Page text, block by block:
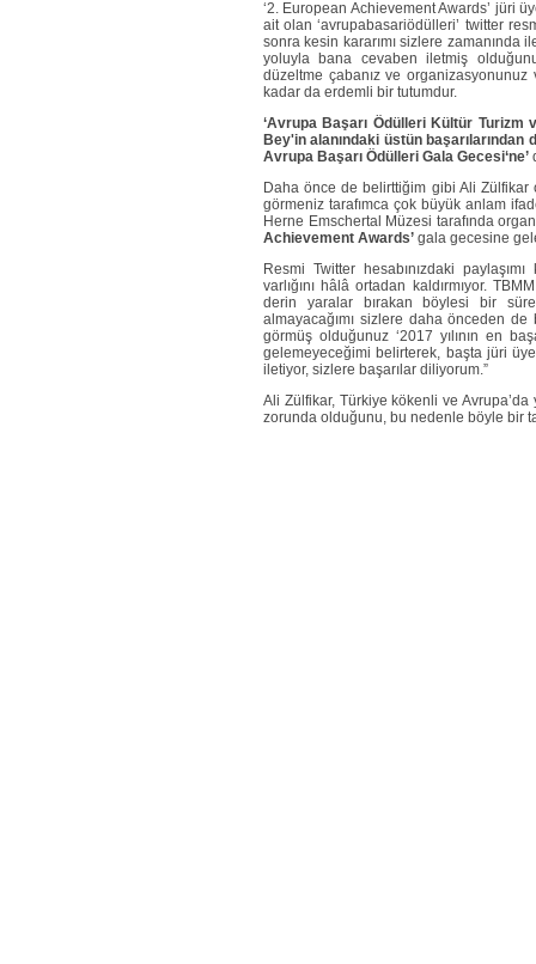
‘2. European Achievement Awards’ jüri
ait olan ‘avrupabasariödülleri’ twitter
sonra kesin kararımı sizlere
yoluyla bana cevaben iletmiş
düzeltme çabanız ve
kadar da erdemli bir tutumdur.
‘Avrupa Başarı Ödülleri Kültür Turizm
Bey'in alanındaki üstün
Avrupa Başarı Ödülleri Gala Gecesi‘ne’
Daha önce de belirttiğim gibi Ali
görmeniz tarafımca çok büyük anlam
Herne Emschertal Müzesi tarafında
Achievement Awards’ gala gecesine
Resmi Twitter hesabınızdaki
varlığını hâlâ ortadan kaldırmıyor.
derin yaralar bırakan böylesi bir
almayacağımı sizlere daha önceden
görmüş olduğunuz ‘2017 yılının en
gelemeyeceğimi belirterek, başta jüri
iletiyor, sizlere başarılar diliyorum.”
Ali Zülfikar, Türkiye kökenli ve
zorunda olduğunu, bu nedenle böyle bir